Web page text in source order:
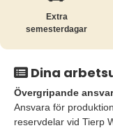
Extra
semesterdagar
Dina
Övergripande
Ansvara för
reservdelar vid Tierp